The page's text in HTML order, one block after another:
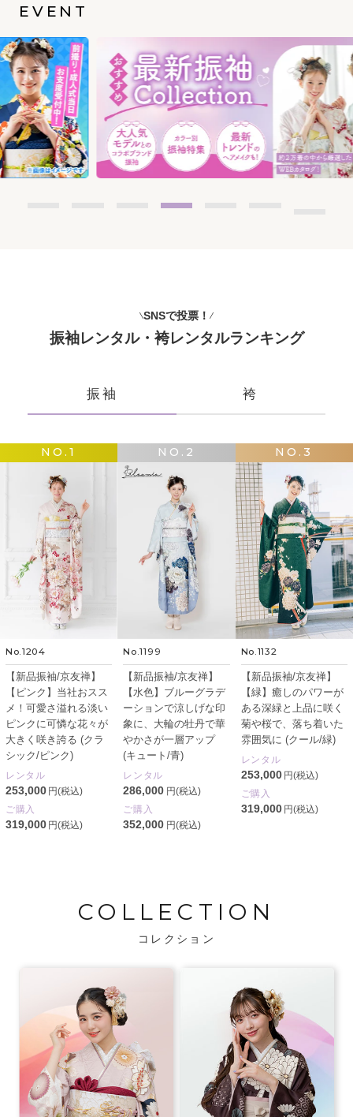
EVENT
SNSで投票！
振袖レンタル・袴レンタルランキング
振袖 袴
NO.1
No.1204
【新品振袖/京友禅】
【ピンク】当社おスス
メ！可愛さ溢れる淡い
ピンクに可憐な花々が
大きく咲き誇る (クラ
シック/ピンク)
レンタル
253,000 円(税込)
ご購入
319,000 円(税込)
NO.2
No.1199
【新品振袖/京友禅】
【水色】ブルーグラデ
ーションで涼しげな印
象に、大輪の牡丹で華
やかさが一層アップ
(キュート/青)
レンタル
286,000 円(税込)
ご購入
352,000 円(税込)
NO.3
No.1132
【新品振袖/京友禅】
【緑】癒しのパワーが
ある深緑と上品に咲く
菊や桜で、落ち着いた
雰囲気に (クール/緑)
レンタル
253,000 円(税込)
ご購入
319,000 円(税込)
COLLECTION
コレクション